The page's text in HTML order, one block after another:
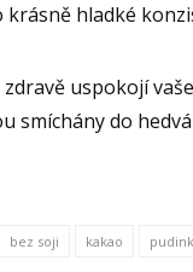
hladké
uspokojí
smíchány do
bez soji kakao pudink